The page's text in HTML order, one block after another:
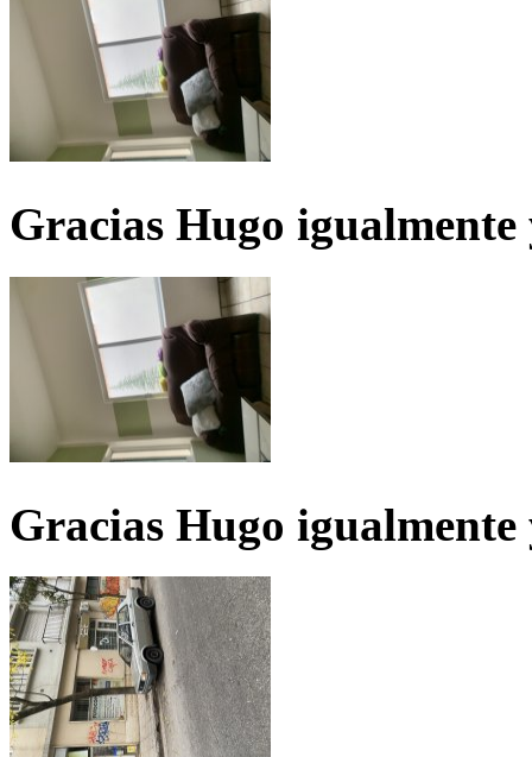
Gracias Hugo igualmente
Gracias Hugo igualmente